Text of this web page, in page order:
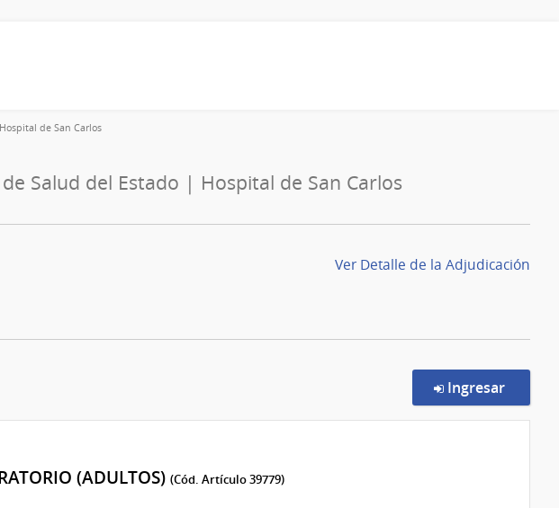
de San Carlos
Salud del Estado | Hospital de San Carlos
Ver Detalle de la Adjudicación
Ingresar
(ADULTOS) (Cód. Artículo 39779)